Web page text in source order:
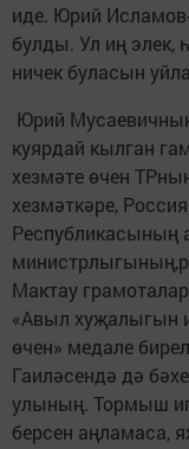
иде. Юрий
булды. Ул иң элек,
ничек буласын
Юрий
куярдай кылган
хезмәте өчен
хезмәткәре,
Республикасының
Мактау
«Авыл хуҗалыгын
өчен» медале
Гаиләсендә дә
улының. Тормыш
берсен аңламаса,